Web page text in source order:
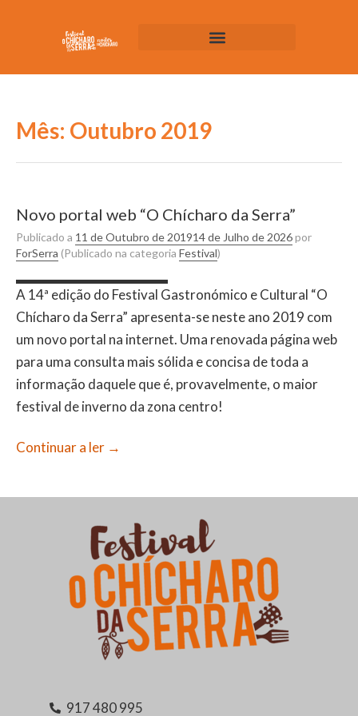
Mês: Outubro 2019
Novo portal web “O Chícharo da Serra”
Publicado a 11 de Outubro de 201914 de Julho de 2026por
ForSerra (Publicado na categoria Festival)
A 14ª edição do Festival Gastronómico e Cultural “O
Chícharo da Serra” apresenta-se neste ano 2019 com
um novo portal na internet. Uma renovada página web
para uma consulta mais sólida e concisa de toda a
informação daquele que é, provavelmente, o maior
festival de inverno da zona centro!
Continuar a ler →
917 480 995